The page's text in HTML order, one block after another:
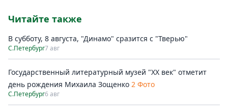
Читайте также
В субботу, 8 августа, "Динамо" сразится с "Тверью"
С.Петербург7 авг
Государственный литературный музей "ХХ век" отметит
день рождения Михаила Зощенко 2 Фото
С.Петербург6 авг